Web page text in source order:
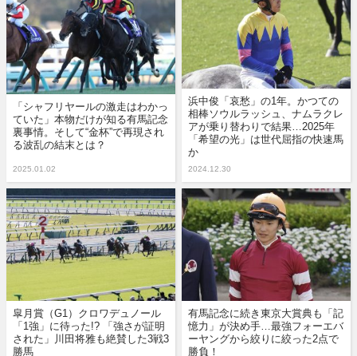
「シャフリヤールの激走はわかっ
ていた」本物だけが知る有馬記念
裏事情。そして“金杯”で再現され
る波乱の結末とは？
2025.01.02
浜中俊「哀愁」の1年。かつての
相棒ソウルラッシュ、ナムラクレ
アが乗り替わりで結果…2025年
「希望の光」は世代屈指の快速馬
か
2024.12.30
皐月賞（G1）クロワデュノール
「1強」に待った!? 「強さが証明
された」川田将雅も絶賛した3戦3
勝馬
有馬記念に続き東京大賞典も「記
憶力」が決め手…最強フォーエバ
ーヤングから絞りに絞った2点で
勝負！